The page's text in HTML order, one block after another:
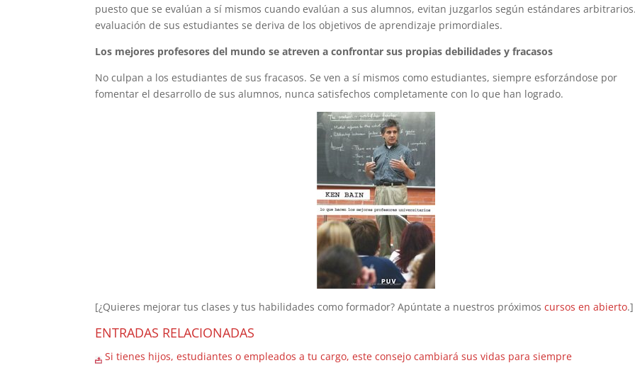
puesto que se evalúan a sí mismos cuando evalúan a sus alumnos, evitan juzgarlos según estándares
evaluación de sus estudiantes se deriva de los objetivos de aprendizaje primordiales.
Los mejores profesores del mundo se atreven a confrontar sus propias debilidades y fracasos
No culpan a los estudiantes de sus fracasos. Se ven a sí mismos como estudiantes, siempre esforzándose por
fomentar el desarrollo de sus alumnos, nunca satisfechos completamente con lo que han logrado.
[¿Quieres mejorar tus clases y tus habilidades como formador? Apúntate a nuestros próximoscursos en abierto.]
ENTRADAS RELACIONADAS
Si tienes hijos, estudiantes o empleados a tu cargo, este consejo cambiará sus vidas para siempre